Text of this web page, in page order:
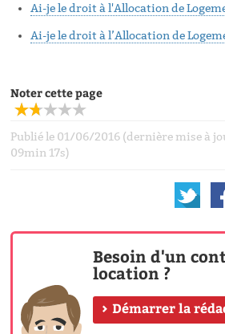
Ai-je le droit à l'Allocation de
Ai-je le droit à l’Allocation de
Noter cette page
Publié le 01/06/2016 (dernière mise à
09min 17s)
Besoin d'un
location ?
Démarrer la